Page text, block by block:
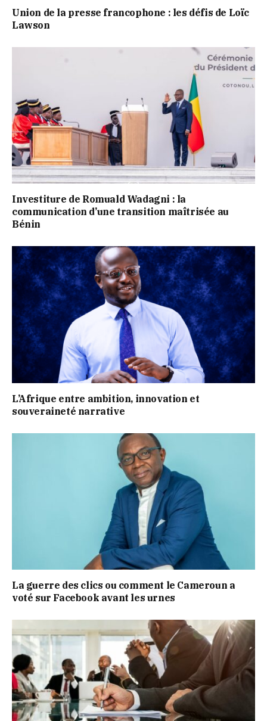
Union de la presse francophone : les défis de Loïc
Lawson
Investiture de Romuald Wadagni : la
communication d’une transition maîtrisée au
Bénin
L’Afrique entre ambition, innovation et
souveraineté narrative
La guerre des clics ou comment le Cameroun a
voté sur Facebook avant les urnes